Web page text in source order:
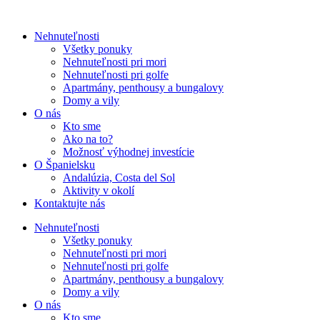
Nehnuteľnosti
Všetky ponuky
Nehnuteľnosti pri mori
Nehnuteľnosti pri golfe
Apartmány, penthousy a bungalovy
Domy a vily
O nás
Kto sme
Ako na to?
Možnosť výhodnej investície
O Španielsku
Andalúzia, Costa del Sol
Aktivity v okolí
Kontaktujte nás
Nehnuteľnosti
Všetky ponuky
Nehnuteľnosti pri mori
Nehnuteľnosti pri golfe
Apartmány, penthousy a bungalovy
Domy a vily
O nás
Kto sme